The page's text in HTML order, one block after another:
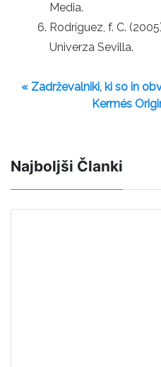
Media.
Rodríguez, f. C.
Univerza Sevilla.
« Zadrževalniki, ki so in
Kermés
Najboljši Članki